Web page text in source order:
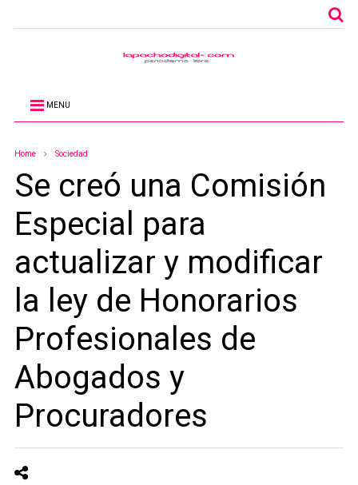
MENU
Home Sociedad
Se creó una Comisión
Especial para
actualizar y modificar
la ley de Honorarios
Profesionales de
Abogados y
Procuradores